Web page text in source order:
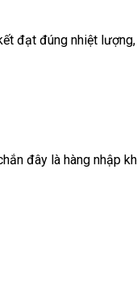
đạt đúng nhiệt
đây là hàng nhập